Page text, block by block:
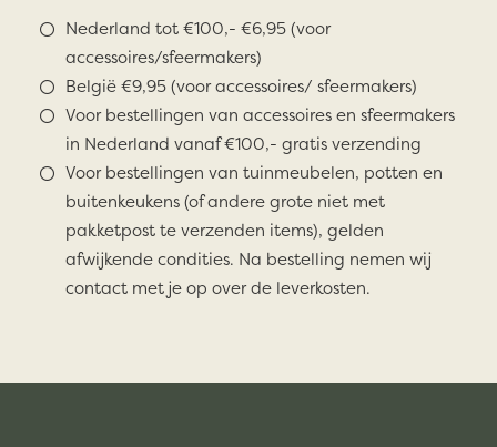
Nederland tot €100,- €6,95 (voor
accessoires/sfeermakers)
België €9,95 (voor accessoires/ sfeermakers)
Voor bestellingen van accessoires en sfeermakers
in Nederland vanaf €100,- gratis verzending
Voor bestellingen van tuinmeubelen, potten en
buitenkeukens (of andere grote niet met
pakketpost te verzenden items), gelden
afwijkende condities. Na bestelling nemen wij
contact met je op over de leverkosten.